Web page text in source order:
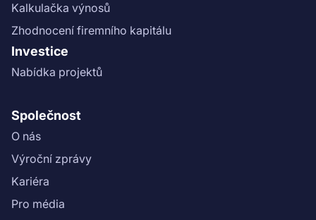
Kalkulačka výnosů
Zhodnocení firemního kapitálu
Investice
Nabídka projektů
Společnost
O nás
Výroční zprávy
Kariéra
Pro média